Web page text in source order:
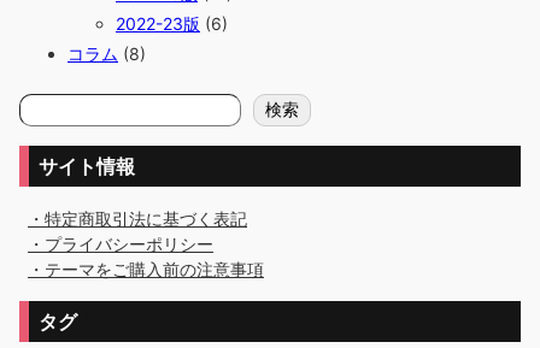
2022-23版 (6)
コラム (8)
検
索
検索
サイト情報
・特定商取引法に基づく表記
・プライバシーポリシー
・テーマをご購入前の注意事項
タグ